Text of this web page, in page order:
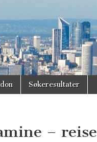
Søkeresultater
– reise